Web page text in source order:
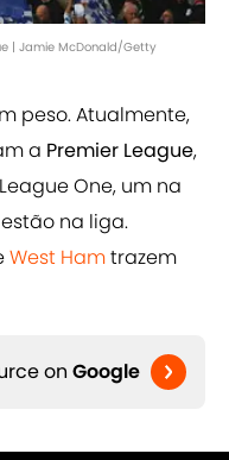
| Jamie McDonald/Getty
peso. Atualmente,
a Premier League,
One, um na
estão na liga.
West Hamtrazem
on Google